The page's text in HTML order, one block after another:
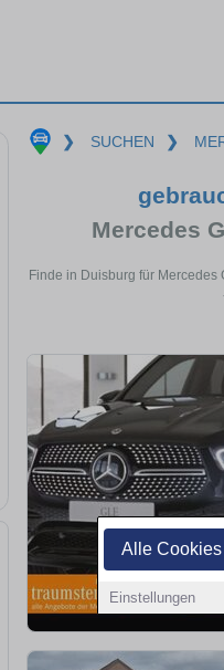
Alle
Einstellungen
❯ SUCHEN ❯
Mercedes
Finde in Duisburg für